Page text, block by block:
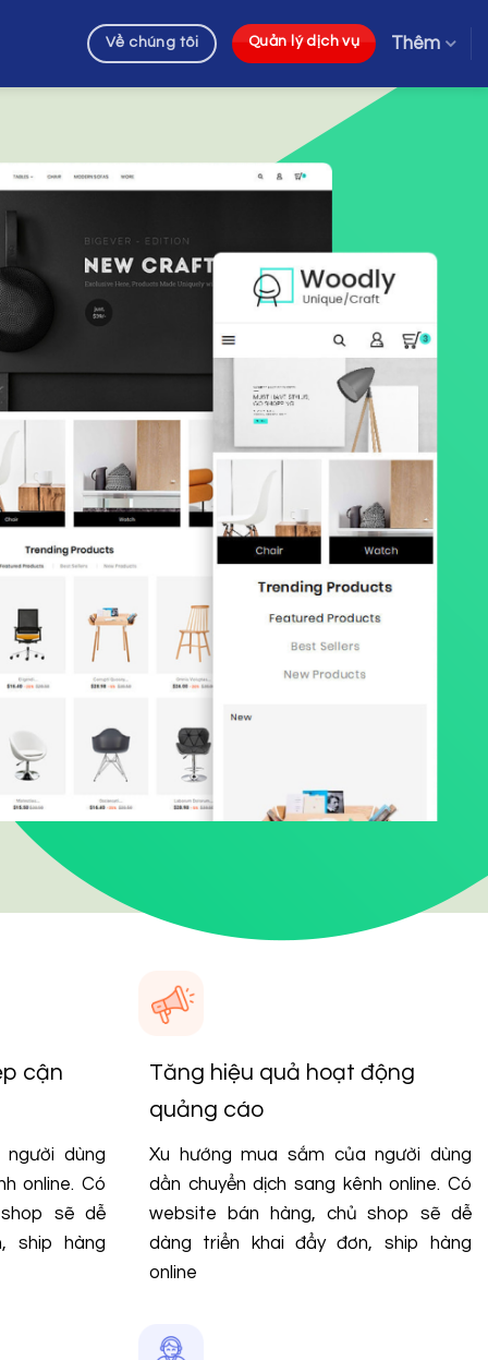
Về chúng tôi Quản lý dịch vụ Thêm
cận
dùng
online. Có
sẽ dễ
ship hàng
Tăng hiệu quả hoạt động
quảng cáo
Xu hướng mua sắm của người dùng
dần chuyển dịch sang kênh online. Có
website bán hàng, chủ shop sẽ dễ
dàng triển khai đẩy đơn, ship hàng
online